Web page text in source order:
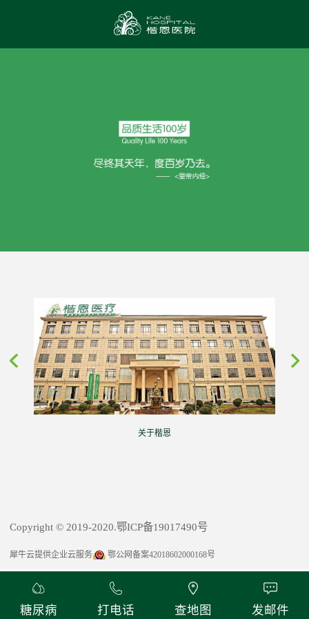
关于楷恩
Copyright © 2019-2020.鄂ICP备19017490号
犀牛云提供企业云服务 鄂公网备案42018602000168号
糖尿病 打电话 查地图 发邮件